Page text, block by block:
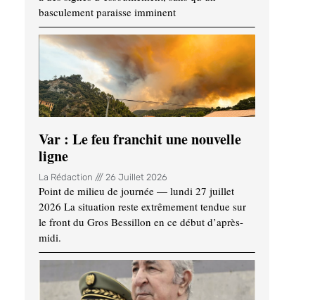
basculement paraisse imminent
Var : Le feu franchit une nouvelle
ligne
La Rédaction 26 Juillet 2026
Point de milieu de journée — lundi 27 juillet
2026 La situation reste extrêmement tendue sur
le front du Gros Bessillon en ce début d’après-
midi.